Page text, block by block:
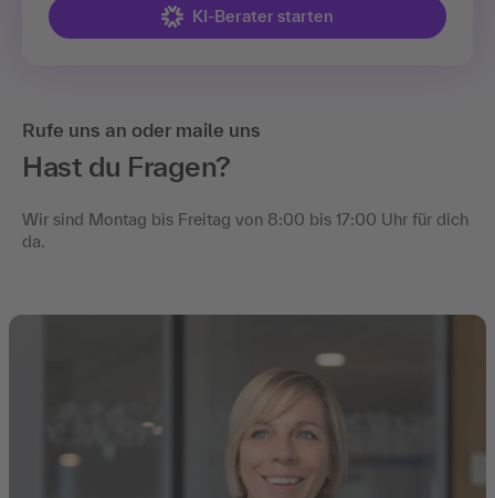
KI-Berater starten
Rufe uns an oder maile uns
Hast du Fragen?
Wir sind Montag bis Freitag von 8:00 bis 17:00 Uhr für dich
da.